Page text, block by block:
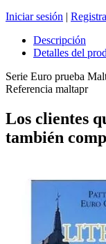
Iniciar sesión |
Descripción
Detalles del
Serie Euro prueba
Referencia maltapr
Los clientes
también